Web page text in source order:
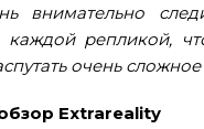
внимательно
каждой репликой,
очень сложное
Extrareality